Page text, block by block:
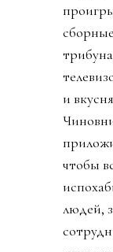
и
чтобы
людей,